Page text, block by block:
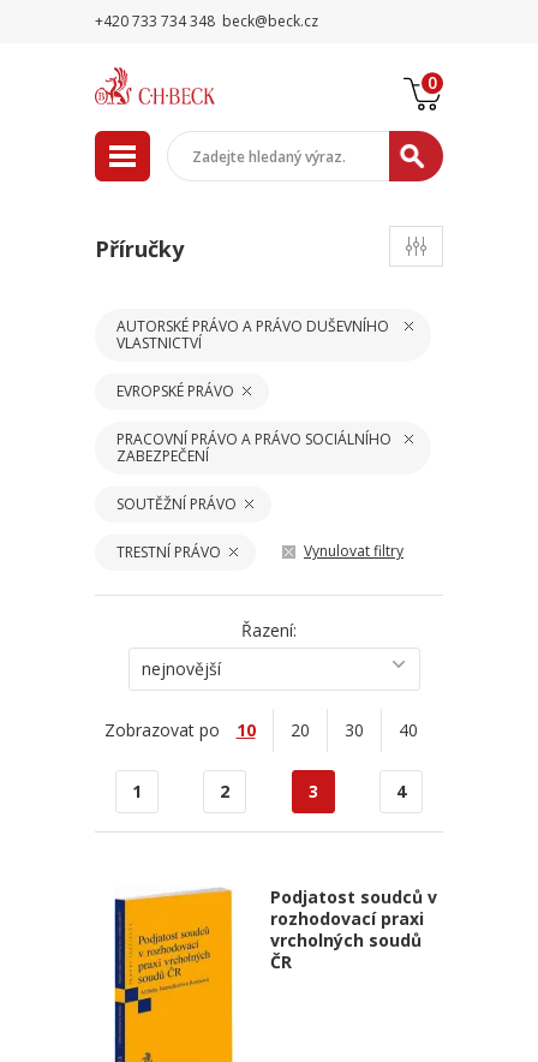
+420 733 734 348 beck@beck.cz
0
Příručky
AUTORSKÉ PRÁVO A PRÁVO DUŠEVNÍHO
VLASTNICTVÍ
EVROPSKÉ PRÁVO
PRACOVNÍ PRÁVO A PRÁVO SOCIÁLNÍHO
ZABEZPEČENÍ
SOUTĚŽNÍ PRÁVO
TRESTNÍ PRÁVO Vynulovat filtry
Řazení:
nejnovější
Zobrazovat po 10 20 30 40
1 2 3 4
Podjatost soudců v
rozhodovací praxi
vrcholných soudů
ČR